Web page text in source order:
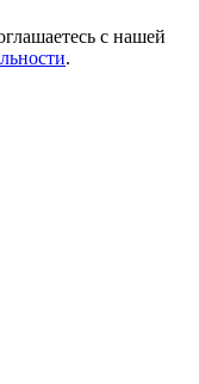
с нашей
.